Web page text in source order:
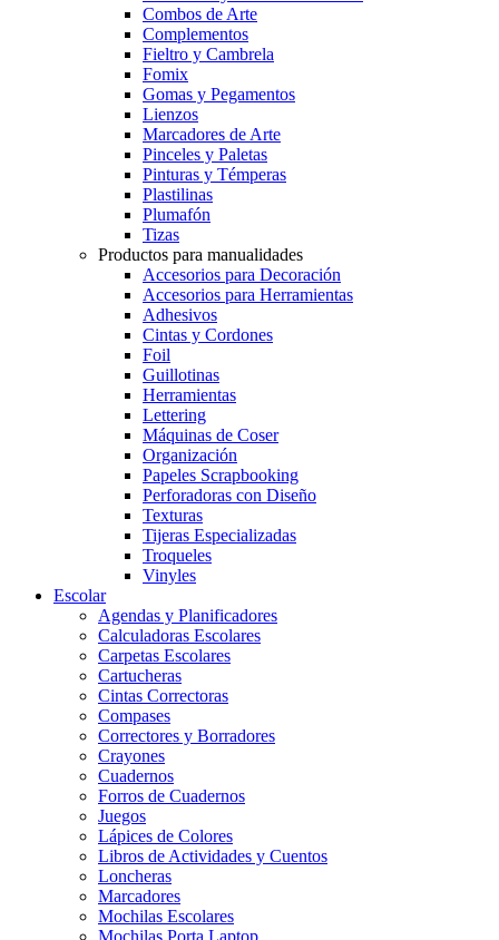
Combos de Arte
Complementos
Fieltro y Cambrela
Fomix
Gomas y Pegamentos
Lienzos
Marcadores de Arte
Pinceles y Paletas
Pinturas y Témperas
Plastilinas
Plumafón
Tizas
Productos para manualidades
Accesorios para Decoración
Accesorios para Herramientas
Adhesivos
Cintas y Cordones
Foil
Guillotinas
Herramientas
Lettering
Máquinas de Coser
Organización
Papeles Scrapbooking
Perforadoras con Diseño
Texturas
Tijeras Especializadas
Troqueles
Vinyles
Escolar
Agendas y Planificadores
Calculadoras Escolares
Carpetas Escolares
Cartucheras
Cintas Correctoras
Compases
Correctores y Borradores
Crayones
Cuadernos
Forros de Cuadernos
Juegos
Lápices de Colores
Libros de Actividades y Cuentos
Loncheras
Marcadores
Mochilas Escolares
Mochilas Porta Laptop